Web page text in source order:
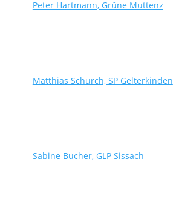
Peter Hartmann, Grüne Muttenz
Matthias Schürch, SP Gelterkinden
Sabine Bucher, GLP Sissach